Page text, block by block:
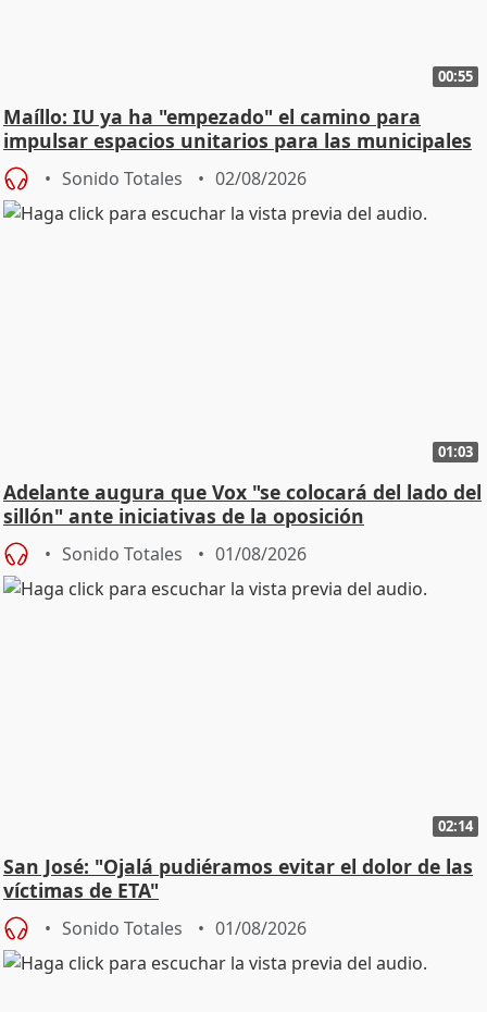
00:55
Maíllo: IU ya ha "empezado" el camino para
impulsar espacios unitarios para las municipales
Sonido Totales 02/08/2026
01:03
Adelante augura que Vox "se colocará del lado del
sillón" ante iniciativas de la oposición
Sonido Totales 01/08/2026
02:14
San José: "Ojalá pudiéramos evitar el dolor de las
víctimas de ETA"
Sonido Totales 01/08/2026